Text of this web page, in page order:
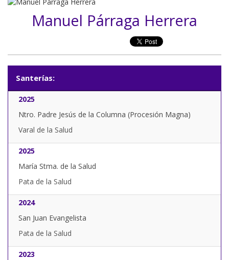
Manuel Párraga Herrera
Santerías:
2025
Ntro. Padre Jesús de la Columna (Procesión Magna)
Varal de la Salud
2025
María Stma. de la Salud
Pata de la Salud
2024
San Juan Evangelista
Pata de la Salud
2023